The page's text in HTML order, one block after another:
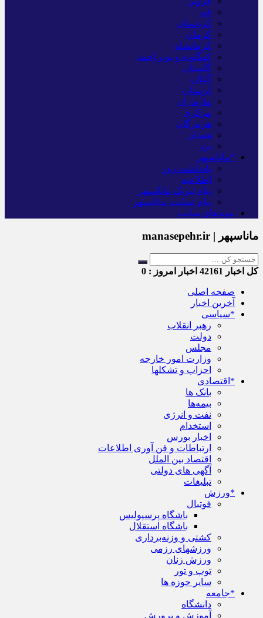
قم
کردستان
کرمان
کرمانشاه
کهگلویه و بویر احمد
گلستان
گیلان
لرستان
مازندران
مرکزی
هرمزگان
همدان
یزد
*ماناسپهر
یادداشت روز
اطلاعیه
پیام تبریک ماناسپهر
پیام تسلیت ماناسپهر
پیوندهای سایت
ماناسپهر | manasepehr.ir
کل اخبار اخبار امروز : 0
صفحه اصلی
آخرین اخبار
*سیاسی
رهبر انقلاب
دولت
مجلس
وزارت امور خارجه
احزاب و تشکلها
*اقتصادی
بانک ها
بیمه‌ها
نفت و انرژی
استخدام
اخبار بورس
ارتباطات و فن آوری اطلاعات
اقتصاد بین الملل
آگهی های دولتی
تبلیغات
*ورزش
فوتبال
باشگاه پرسپولیس
باشگاه استقلال
کشتی و وزنه‌برداری
ورزشهای رزمی
ورزش زنان
توپ و تور
سایر حوزه ها
*جامعه
دانشگاه
آموزش و پرورش